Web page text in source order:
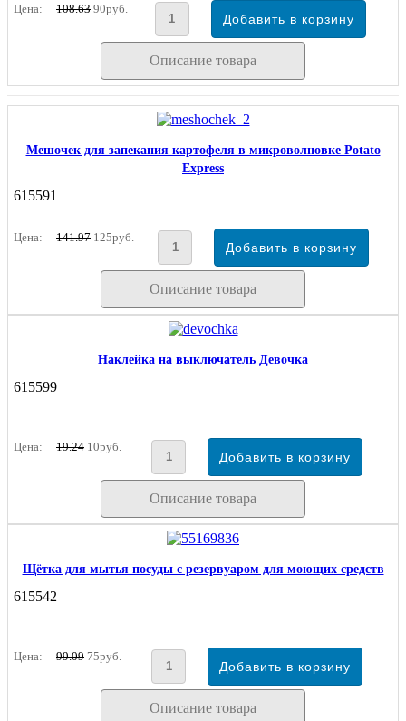
Цена: 108.63 90руб.
Описание товара
Мешочек для запекания картофеля в микроволновке Potato
Express
615591
Цена: 141.97 125руб.
Описание товара
Наклейка на выключатель Девочка
615599
Цена: 19.24 10руб.
Описание товара
Щётка для мытья посуды с резервуаром для моющих средств
615542
Цена: 99.09 75руб.
Описание товара